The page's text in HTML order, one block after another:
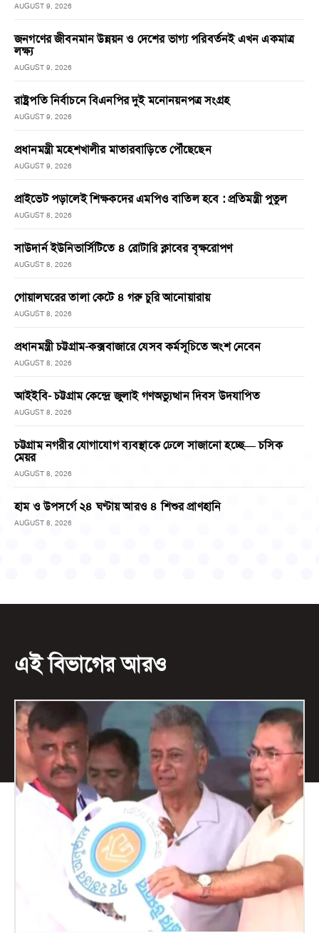
AUGUST 9, 2026
জনগণের জীবনমান উন্নয়ন ও দেশের ভাগ্য পরিবর্তনই এখন একমাত্র
লক্ষ্য
AUGUST 9, 2026
রাষ্ট্রপতি নির্বাচনে বিএনপির দুই মনোনয়নপত্র সংগ্রহ
AUGUST 9, 2026
প্রধানমন্ত্রী মহেশখালীর মাতারবাড়িতে পৌঁছেছেন
AUGUST 9, 2026
প্রাইভেট পড়ালেই শিক্ষকদের এমপিও বাতিল হবে : প্রতিমন্ত্রী পুতুল
AUGUST 8, 2026
সাউদার্ন ইউনিভার্সিটিতে ৪ রোটারি ক্লাবের বৃক্ষরোপণ
AUGUST 8, 2026
গোয়ালঘরের তালা কেটে ৪ গরু চুরি আনোয়ারায়
AUGUST 8, 2026
প্রধানমন্ত্রী চট্টগ্রাম-কক্সবাজারে যেসব কর্মসূচিতে অংশ নেবেন
AUGUST 8, 2026
আইইবি- চট্টগ্রাম কেন্দ্রে জুলাই গণঅভ্যুত্থান দিবস উদযাপিত
AUGUST 8, 2026
চট্টগ্রাম নগরীর যোগাযোগ ব্যবস্থাকে ঢেলে সাজানো হচ্ছে— চসিক
মেয়র
AUGUST 8, 2026
হাম ও উপসর্গে ২৪ ঘণ্টায় আরও ৪ শিশুর প্রাণহানি
AUGUST 8, 2026
এই বিভাগের আরও